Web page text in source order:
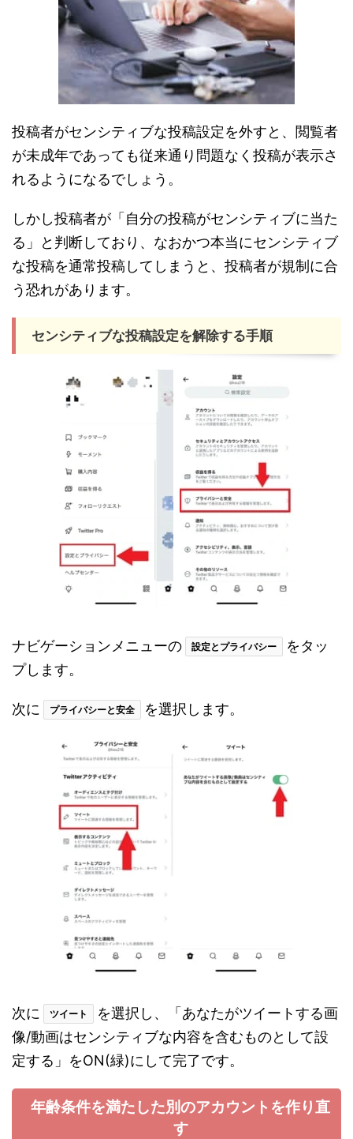
投稿者がセンシティブな投稿設定を外すと、閲覧者
が未成年であっても従来通り問題なく投稿が表示さ
れるようになるでしょう。
しかし投稿者が「自分の投稿がセンシティブに当た
る」と判断しており、なおかつ本当にセンシティブ
な投稿を通常投稿してしまうと、投稿者が規制に合
う恐れがあります。
センシティブな投稿設定を解除する手順
ナビゲーションメニューの 設定とプライバシー
をタッ
プします。
次に プライバシーと安全 を選択します。
次に ツイート
を選択し、「あなたがツイートする画
像/動画はセンシティブな内容を含むものとして設
定する」をON(緑)にして完了です。
年齢条件を満たした別のアカウントを作り直
す